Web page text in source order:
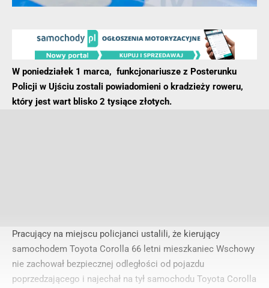
Pracujący na miejscu policjanci ustalili, że kierujący
samochodem Toyota Corolla 66 letni mieszkaniec Wschowy
nie zachował bezpiecznej odległości od pojazdu
poprzedzającego i najechał na tył samochodu Toyota Corolla
W poniedziałek 1 marca, funkcjonariusze z Posterunku
Policji w Ujściu zostali powiadomieni o kradzieży roweru,
który jest wart blisko 2 tysiące złotych.